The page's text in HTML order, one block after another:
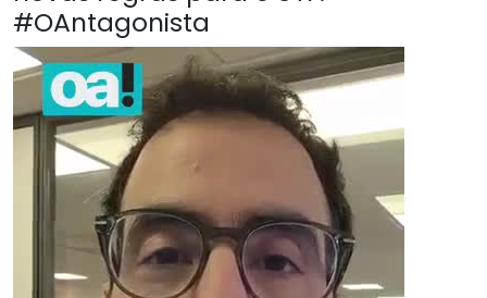
#OAntagonista